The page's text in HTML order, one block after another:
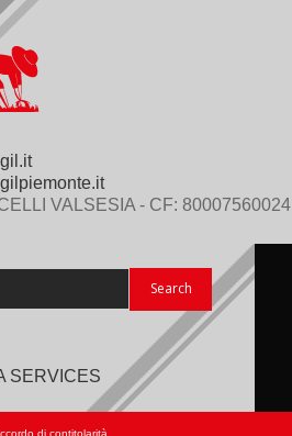
VALSESIA - CF: 80007560024
SERVICES
di contitolarità